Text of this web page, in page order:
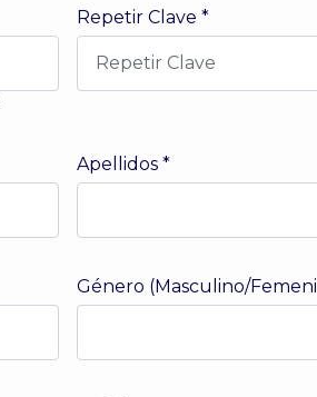
Repetir Clave *
Apellidos *
Género (Masculino/